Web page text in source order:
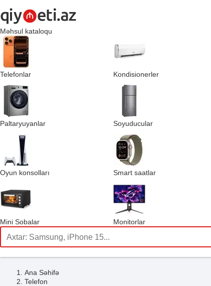
Məhsul kataloqu
Telefonlar Kondisionerler
Paltaryuyanlar Soyuducular
Oyun konsolları Smart saatlar
Mini Sobalar Monitorlar
Ana Səhifə
Telefon